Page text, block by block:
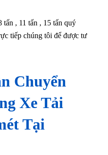
, 11 tấn , 15 tấn quý
tiếp chúng tôi để được tư
Chuyển
Xe Tải
Tại